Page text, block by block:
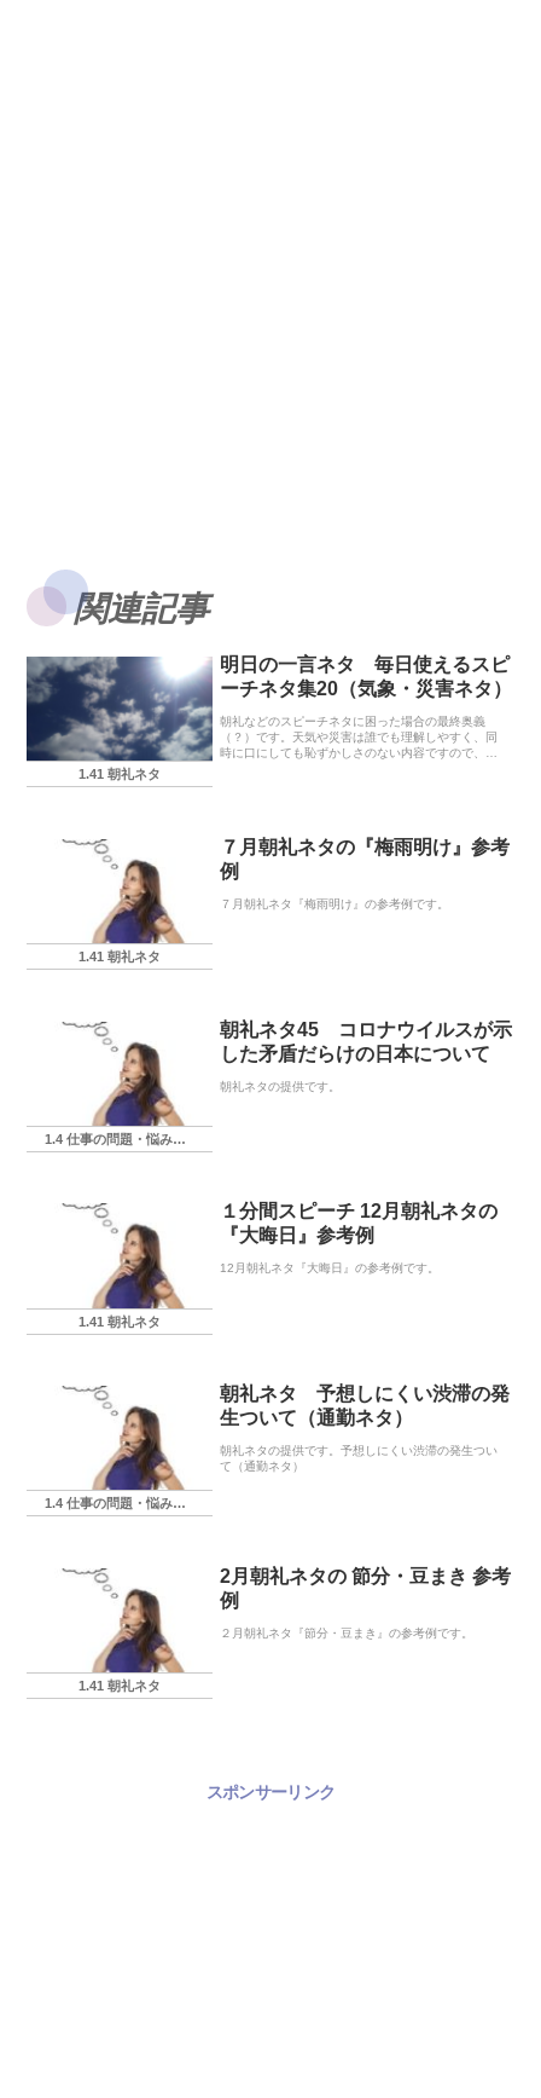
関連記事
1.41 朝礼ネタ
明日の一言ネタ 毎日使えるスピ
ーチネタ集20（気象・災害ネタ）
朝礼などのスピーチネタに困った場合の最終奥義
（？）です。天気や災害は誰でも理解しやすく、同
時に口にしても恥ずかしさのない内容ですので、本
1.41 朝礼ネタ
７月朝礼ネタの『梅雨明け』参考
例
７月朝礼ネタ『梅雨明け』の参考例です。
1.4 仕事の問題・悩み・相談
朝礼ネタ45 コロナウイルスが示
した矛盾だらけの日本について
朝礼ネタの提供です。
1.41 朝礼ネタ
１分間スピーチ 12月朝礼ネタの
『大晦日』参考例
12月朝礼ネタ『大晦日』の参考例です。
1.4 仕事の問題・悩み・相談
朝礼ネタ 予想しにくい渋滞の発
生ついて（通勤ネタ）
朝礼ネタの提供です。予想しにくい渋滞の発生つい
て（通勤ネタ）
1.41 朝礼ネタ
2月朝礼ネタの 節分・豆まき 参考
例
２月朝礼ネタ『節分・豆まき』の参考例です。
スポンサーリンク